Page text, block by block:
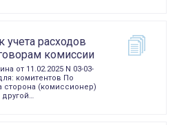
учета расходов
комиссии
от 11.02.2025 N 03-03-
комитентов По
сторона (комиссионер)
другой…